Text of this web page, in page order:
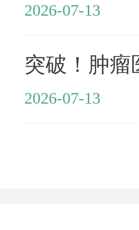
2026-07-13
2026-07-13